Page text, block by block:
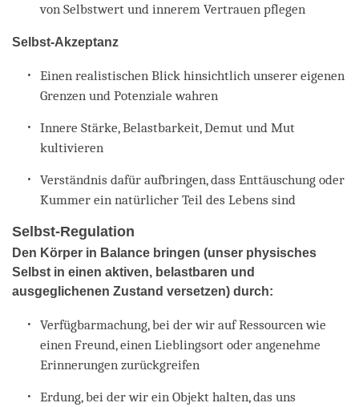
von Selbstwert und innerem Vertrauen pflegen
Selbst-Akzeptanz
Einen realistischen Blick hinsichtlich unserer eigenen
Grenzen und Potenziale wahren
Innere Stärke, Belastbarkeit, Demut und Mut
kultivieren
Verständnis dafür aufbringen, dass Enttäuschung oder
Kummer ein natürlicher Teil des Lebens sind
Selbst-Regulation
Den Körper in Balance bringen (unser physisches
Selbst in einen aktiven, belastbaren und
ausgeglichenen Zustand versetzen) durch:
Verfügbarmachung, bei der wir auf Ressourcen wie
einen Freund, einen Lieblingsort oder angenehme
Erinnerungen zurückgreifen
Erdung, bei der wir ein Objekt halten, das uns